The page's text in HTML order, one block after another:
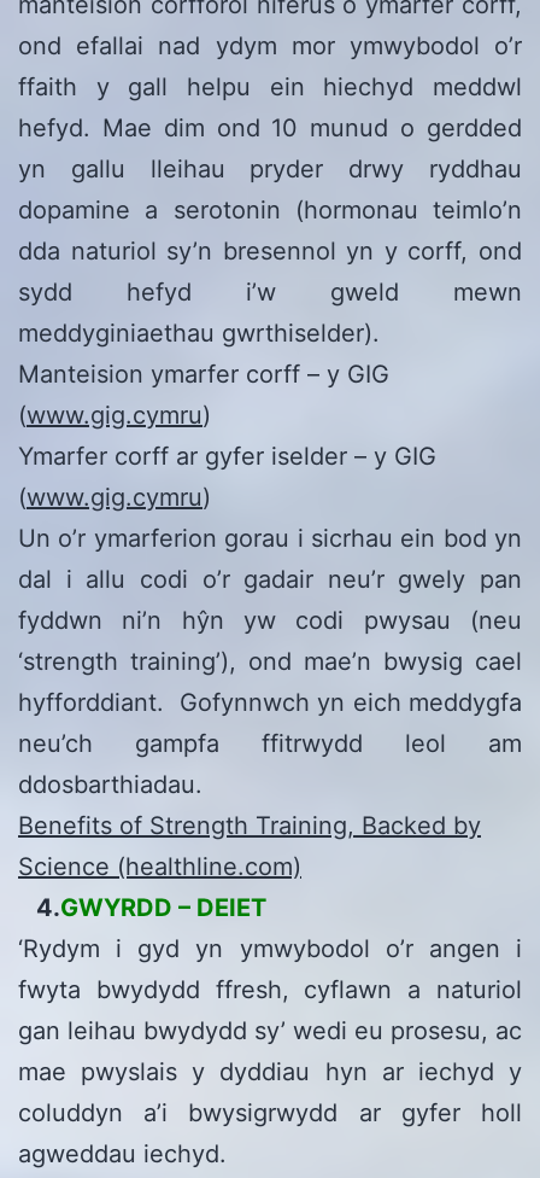
ond efallai nad ydym mor ymwybodol o’r
ffaith y gall helpu ein hiechyd meddwl
hefyd. Mae dim ond 10 munud o gerdded
yn gallu lleihau pryder drwy ryddhau
dopamine a serotonin (hormonau teimlo’n
dda naturiol sy’n bresennol yn y corff, ond
sydd hefyd i’w gweld mewn
meddyginiaethau gwrthiselder).
Manteision ymarfer corff – y GIG
(www.gig.cymru)
Ymarfer corff ar gyfer iselder – y GIG
(www.gig.cymru)
Un o’r ymarferion gorau i sicrhau ein bod yn
dal i allu codi o’r gadair neu’r gwely pan
fyddwn ni’n hŷn yw codi pwysau (neu
‘strength training’), ond mae’n bwysig cael
hyfforddiant. Gofynnwch yn eich meddygfa
neu’ch gampfa ffitrwydd leol am
ddosbarthiadau.
Benefits of Strength Training, Backed by
Science (healthline.com)
4.GWYRDD – DEIET
‘Rydym i gyd yn ymwybodol o’r angen i
fwyta bwydydd ffresh, cyflawn a naturiol
gan leihau bwydydd sy’ wedi eu prosesu, ac
mae pwyslais y dyddiau hyn ar iechyd y
coluddyn a’i bwysigrwydd ar gyfer holl
agweddau iechyd.